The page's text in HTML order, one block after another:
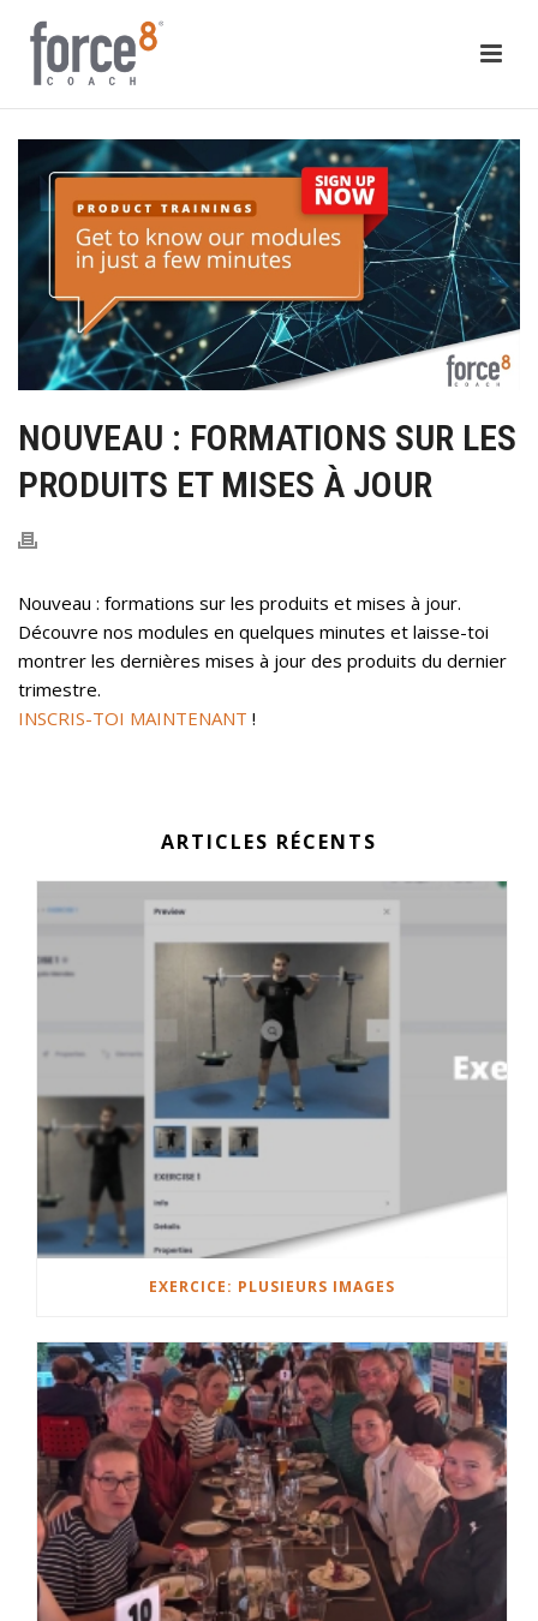
NOUVEAU : FORMATIONS SUR LES
PRODUITS ET MISES À JOUR
Nouveau : formations sur les produits et mises à jour.
Découvre nos modules en quelques minutes et laisse-toi
montrer les dernières mises à jour des produits du dernier
trimestre.
INSCRIS-TOI MAINTENANT !
ARTICLES RÉCENTS
EXERCICE: PLUSIEURS IMAGES